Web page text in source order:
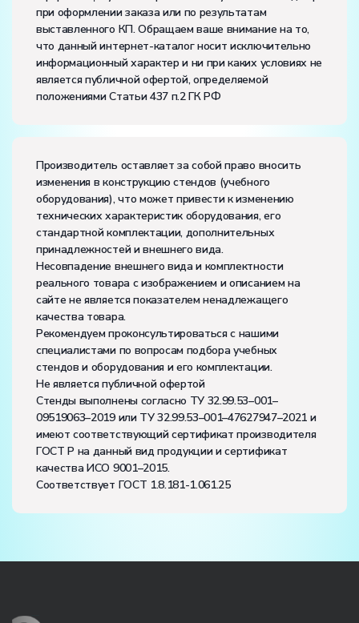
Диапазон рабочих температур, ˚С:+10…+35
Влажность, %:до 80
при оформлении заказа или по результатам
выставленного КП. Обращаем ваше внимание на то,
что данный интернет-каталог носит исключительно
информационный характер и ни при каких условиях не
является публичной офертой, определяемой
положениями Статьи 437 п.2 ГК РФ
Производитель оставляет за собой право вносить
изменения в конструкцию стендов (учебного
оборудования), что может привести к изменению
технических характеристик оборудования, его
стандартной комплектации, дополнительных
принадлежностей и внешнего вида.
Несовпадение внешнего вида и комплектности
реального товара с изображением и описанием на
сайте не является показателем ненадлежащего
качества товара.
Рекомендуем проконсультироваться с нашими
специалистами по вопросам подбора учебных
стендов и оборудования и его комплектации.
Не является публичной офертой
Стенды выполнены согласно ТУ 32.99.53–001–
09519063–2019 или ТУ 32.99.53–001–47627947–2021 и
имеют соответствующий сертификат производителя
ГОСТ Р на данный вид продукции и сертификат
качества ИСО 9001–2015.
Соответствует ГОСТ 1.8.181-1.061.25